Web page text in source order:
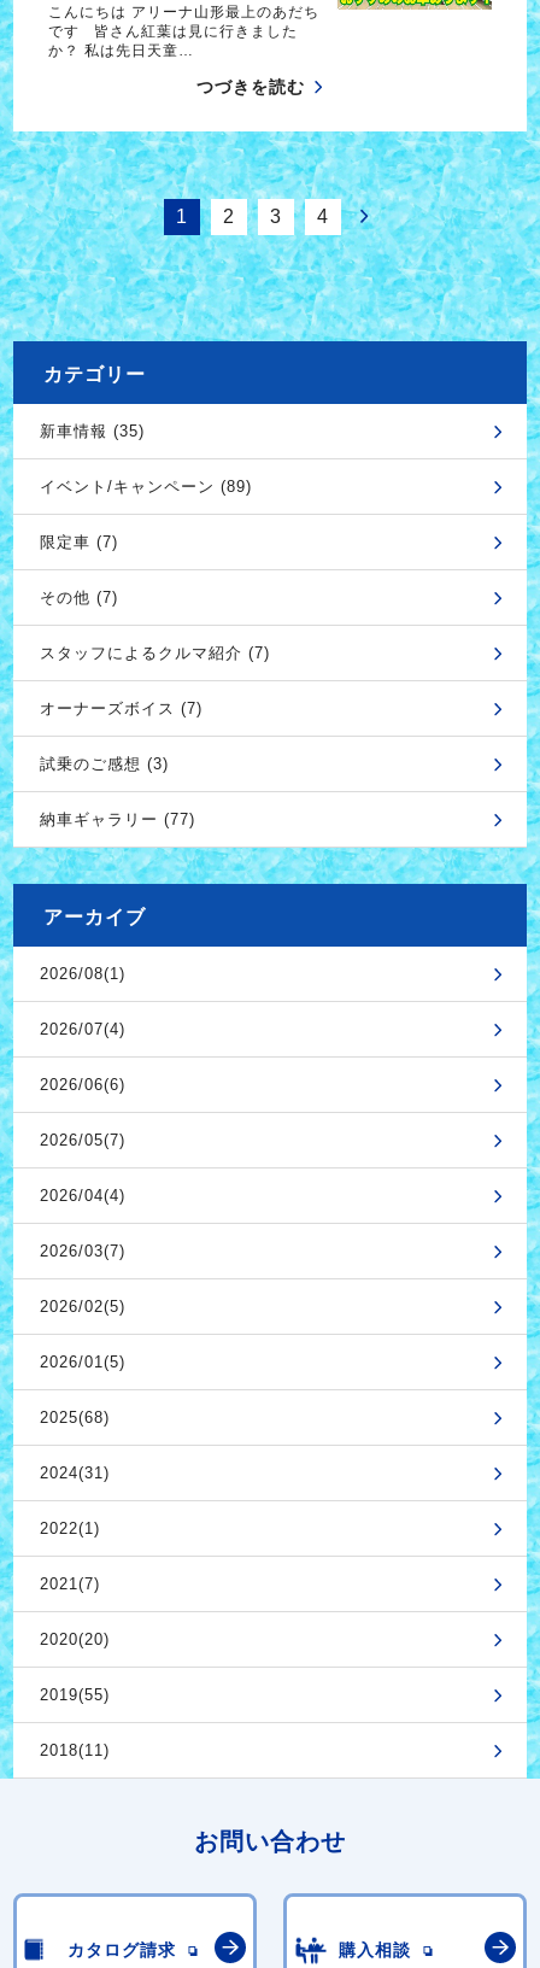
こんにちは アリーナ山形最上のあだち
です 皆さん紅葉は見に行きました
か？ 私は先日天童…
つづきを読む
1 2 3 4
カテゴリー
新車情報 (35)
イベント/キャンペーン (89)
限定車 (7)
その他 (7)
スタッフによるクルマ紹介 (7)
オーナーズボイス (7)
試乗のご感想 (3)
納車ギャラリー (77)
アーカイブ
2026/08(1)
2026/07(4)
2026/06(6)
2026/05(7)
2026/04(4)
2026/03(7)
2026/02(5)
2026/01(5)
2025(68)
2024(31)
2022(1)
2021(7)
2020(20)
2019(55)
2018(11)
お問い合わせ
カタログ請求 購入相談